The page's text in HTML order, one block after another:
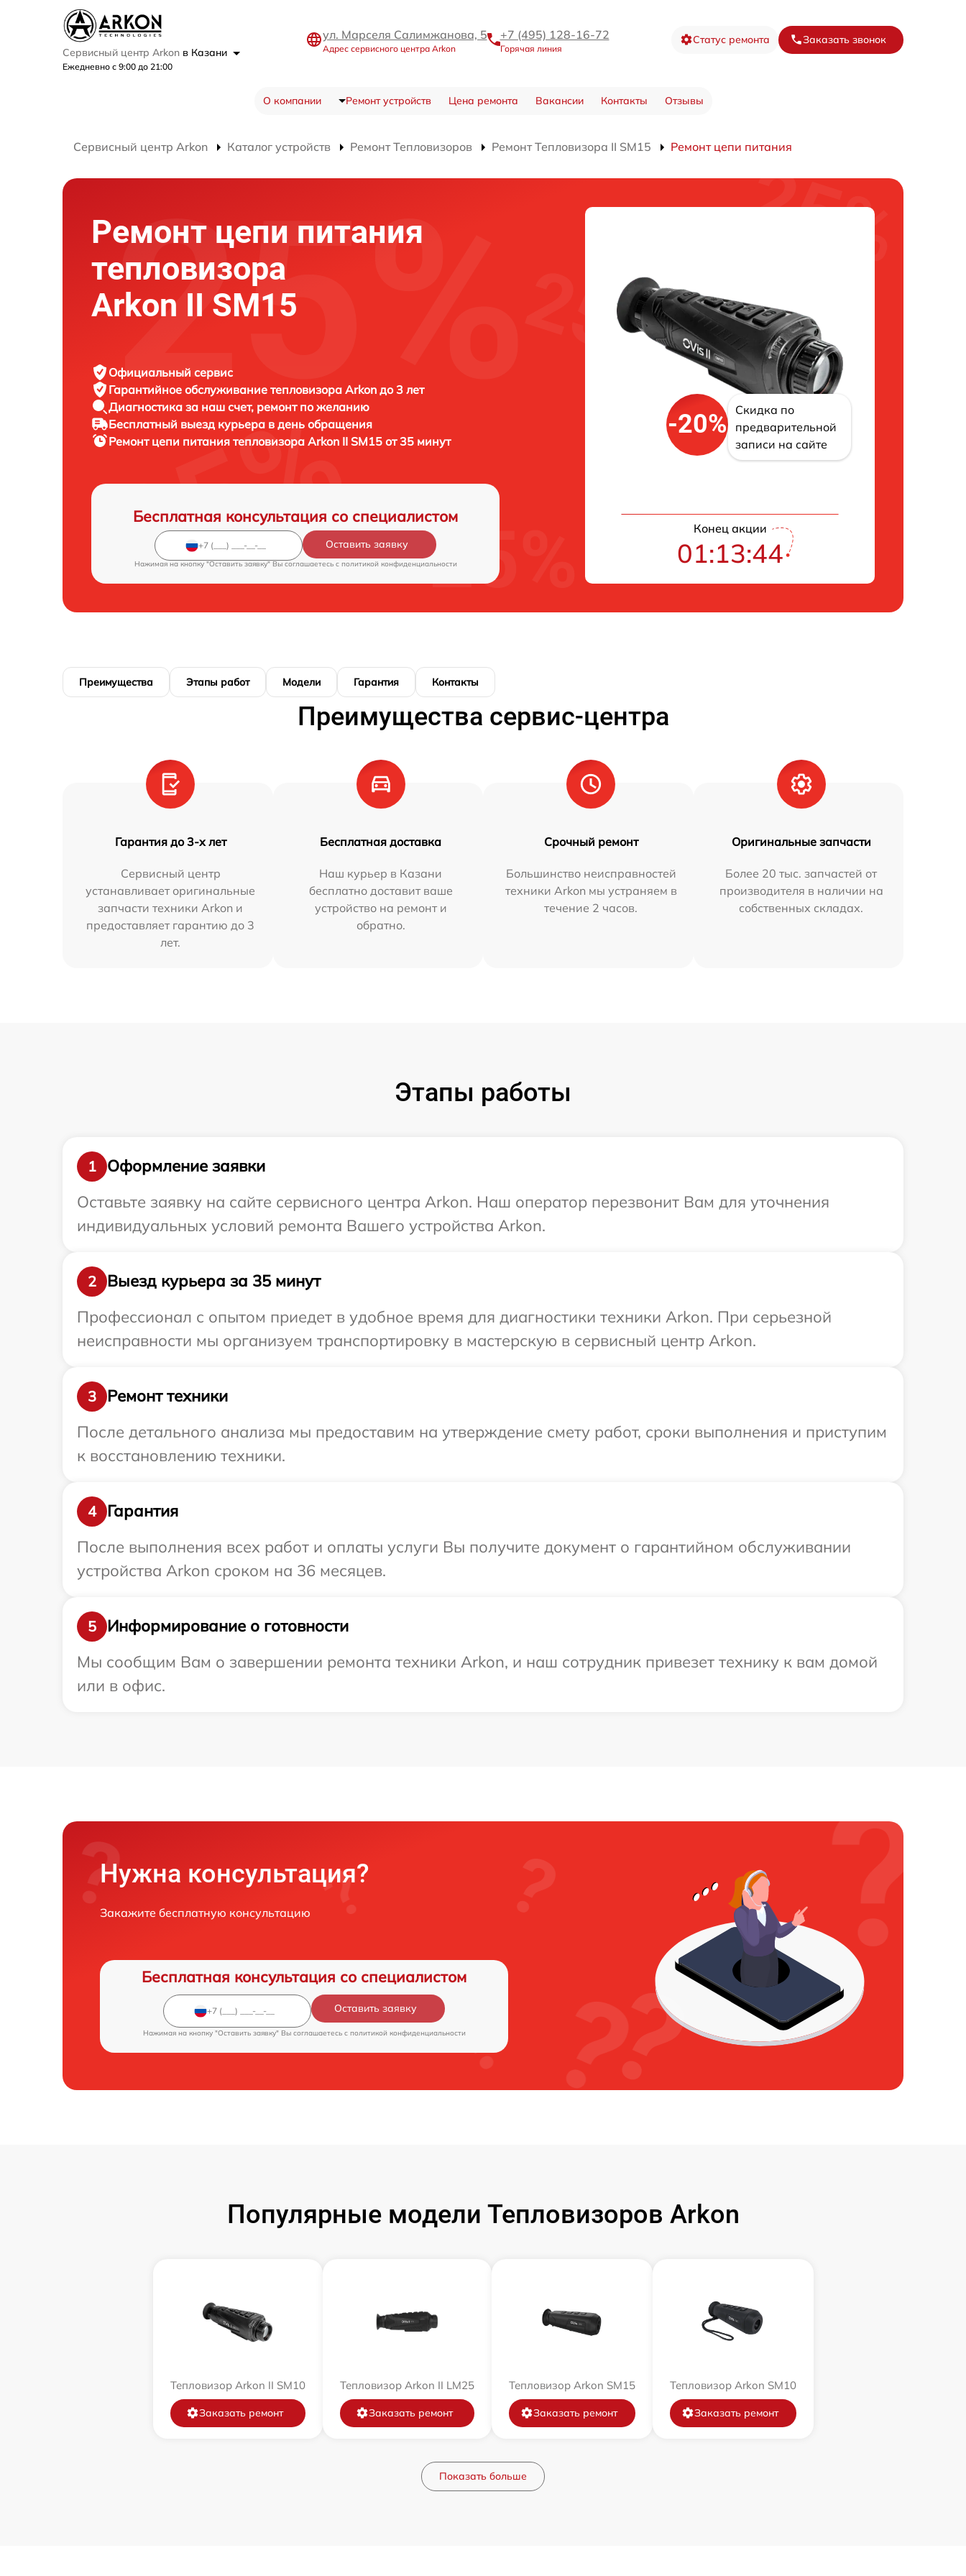
Сервисный центр Arkon в Казани
Ежедневно с 9:00 до 21:00
ул. Марселя Салимжанова, 5
Адрес сервисного центра Arkon
+7 (495) 128-16-72
Горячая линия
Статус ремонта Заказать звонок
О компании Ремонт устройств Цена ремонта Вакансии Контакты Отзывы
Сервисный центр Arkon Каталог устройств Ремонт Тепловизоров Ремонт Тепловизора II SM15 Ремонт цепи питания
Ремонт цепи питания
тепловизора
Arkon II SM15
Официальный сервис
Гарантийное обслуживание тепловизора Arkon до 3 лет
Диагностика за наш счет, ремонт по желанию
Бесплатный выезд курьера в день обращения
Ремонт цепи питания тепловизора Arkon II SM15 от 35 минут
Бесплатная консультация со специалистом
Оставить заявку
Нажимая на кнопку "Оставить заявку" Вы соглашаетесь c политикой конфиденциальности
-20%
Скидка по
предварительной
записи на сайте
Конец акции
01:13:42
Преимущества Этапы работ Модели Гарантия Контакты
Преимущества сервис-центра
Гарантия до 3-х лет
Сервисный центр
устанавливает оригинальные
запчасти техники Arkon и
предоставляет гарантию до 3
лет.
Бесплатная доставка
Наш курьер в Казани
бесплатно доставит ваше
устройство на ремонт и
обратно.
Срочный ремонт
Большинство неисправностей
техники Arkon мы устраняем в
течение 2 часов.
Оригинальные запчасти
Более 20 тыс. запчастей от
производителя в наличии на
собственных складах.
Этапы работы
1
Оформление заявки
Оставьте заявку на сайте сервисного центра Arkon. Наш оператор перезвонит Вам для уточнения
индивидуальных условий ремонта Вашего устройства Arkon.
2
Выезд курьера за 35 минут
Профессионал с опытом приедет в удобное время для диагностики техники Arkon. При серьезной
неисправности мы организуем транспортировку в мастерскую в сервисный центр Arkon.
3
Ремонт техники
После детального анализа мы предоставим на утверждение смету работ, сроки выполнения и приступим
к восстановлению техники.
4
Гарантия
После выполнения всех работ и оплаты услуги Вы получите документ о гарантийном обслуживании
устройства Arkon сроком на 36 месяцев.
5
Информирование о готовности
Мы сообщим Вам о завершении ремонта техники Arkon, и наш сотрудник привезет технику к вам домой
или в офис.
Нужна консультация?
Закажите бесплатную консультацию
Бесплатная консультация со специалистом
Оставить заявку
Нажимая на кнопку "Оставить заявку" Вы соглашаетесь c политикой конфиденциальности
Популярные модели Тепловизоров Arkon
Тепловизор Arkon II SM10
Заказать ремонт
Тепловизор Arkon II LM25
Заказать ремонт
Тепловизор Arkon SM15
Заказать ремонт
Тепловизор Arkon SM10
Заказать ремонт
Показать больше